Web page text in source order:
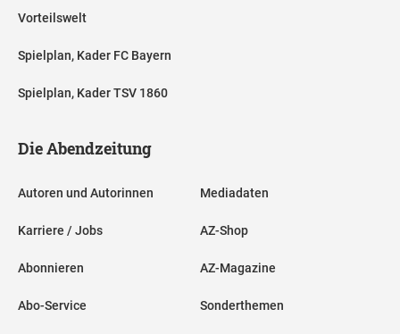
Vorteilswelt
Spielplan, Kader FC Bayern
Spielplan, Kader TSV 1860
Die Abendzeitung
Autoren und Autorinnen
Karriere / Jobs
Abonnieren
Abo-Service
Mediadaten
AZ-Shop
AZ-Magazine
Sonderthemen